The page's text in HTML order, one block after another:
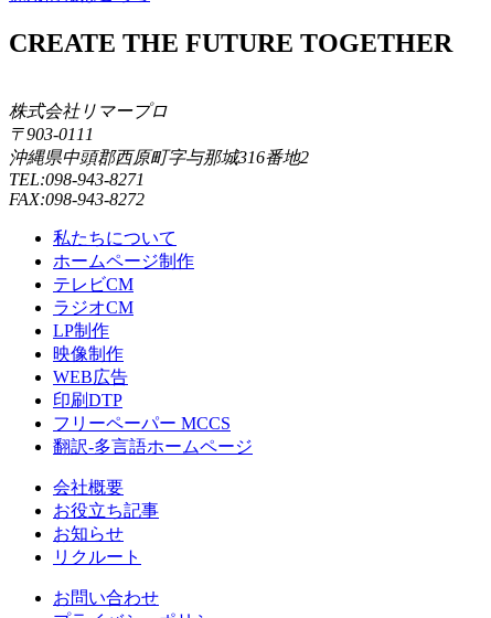
CREATE THE FUTURE TOGETHER
株式会社リマープロ
〒903-0111
沖縄県中頭郡西原町字与那城316番地2
TEL:098-943-8271
FAX:098-943-8272
私たちについて
ホームページ制作
テレビCM
ラジオCM
LP制作
映像制作
WEB広告
印刷DTP
フリーペーパー MCCS
翻訳-多言語ホームページ
会社概要
お役立ち記事
お知らせ
リクルート
お問い合わせ